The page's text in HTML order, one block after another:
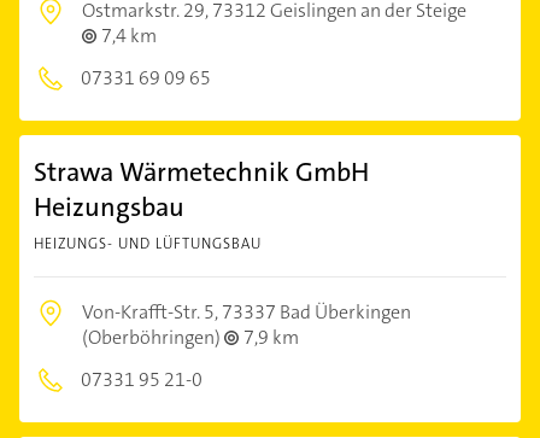
Ostmarkstr. 29,73312 Geislingen an der Steige
7,4 km
07331 69 09 65
Strawa Wärmetechnik GmbH
Heizungsbau
HEIZUNGS- UND LÜFTUNGSBAU
Von-Krafft-Str. 5,73337 Bad Überkingen
(Oberböhringen)
7,9 km
07331 95 21-0